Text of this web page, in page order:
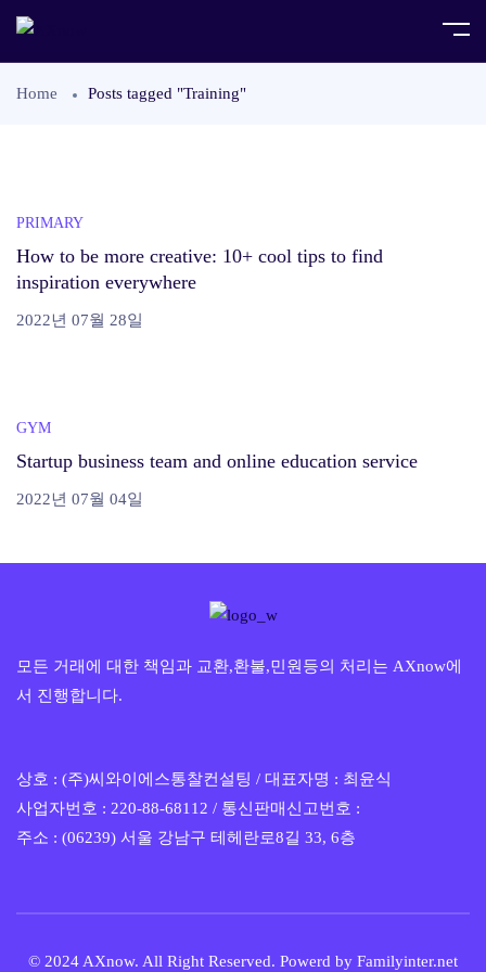
Home Posts tagged "Training"
PRIMARY
How to be more creative: 10+ cool tips to find
inspiration everywhere
2022년 07월 28일
GYM
Startup business team and online education service
2022년 07월 04일
모든 거래에 대한 책임과 교환,환불,민원등의 처리는 AXnow에
서 진행합니다.
상호 : (주)씨와이에스통찰컨설팅 / 대표자명 : 최윤식
사업자번호 : 220-88-68112 / 통신판매신고번호 :
주소 : (06239) 서울 강남구 테헤란로8길 33, 6층
© 2024 AXnow. All Right Reserved. Powerd by Familyinter.net